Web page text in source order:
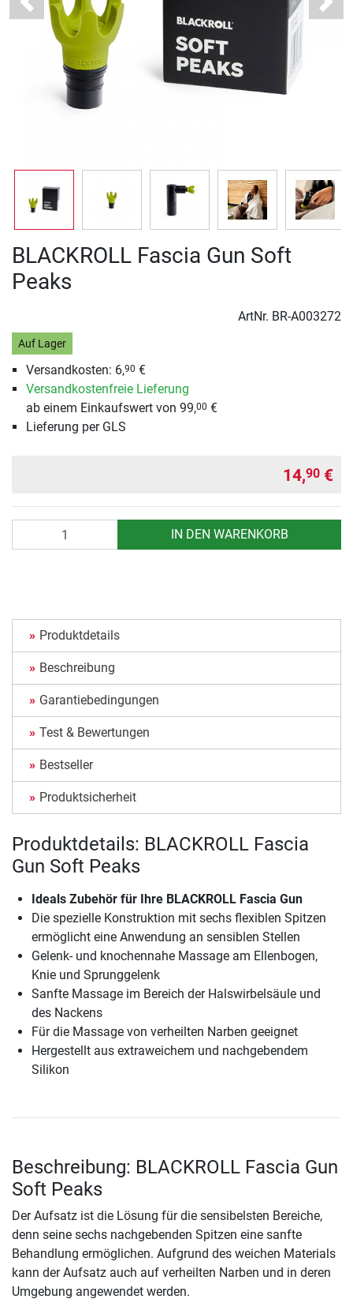
Previous Next
BLACKROLL Fascia Gun Soft
Peaks
ArtNr. BR-A003272
Auf Lager
Versandkosten: 6,90 €
Versandkostenfreie Lieferung
ab einem Einkaufswert von 99,00 €
Lieferung per GLS
14,90 €
IN DEN WARENKORB
Produktdetails
Beschreibung
Garantiebedingungen
Test & Bewertungen
Bestseller
Produktsicherheit
Produktdetails: BLACKROLL Fascia
Gun Soft Peaks
Ideals Zubehör für Ihre BLACKROLL Fascia Gun
Die spezielle Konstruktion mit sechs flexiblen Spitzen
ermöglicht eine Anwendung an sensiblen Stellen
Gelenk- und knochennahe Massage am Ellenbogen,
Knie und Sprunggelenk
Sanfte Massage im Bereich der Halswirbelsäule und
des Nackens
Für die Massage von verheilten Narben geeignet
Hergestellt aus extraweichem und nachgebendem
Silikon
Beschreibung: BLACKROLL Fascia Gun
Soft Peaks
Der Aufsatz ist die Lösung für die sensibelsten Bereiche,
denn seine sechs nachgebenden Spitzen eine sanfte
Behandlung ermöglichen. Aufgrund des weichen Materials
kann der Aufsatz auch auf verheilten Narben und in deren
Umgebung angewendet werden.